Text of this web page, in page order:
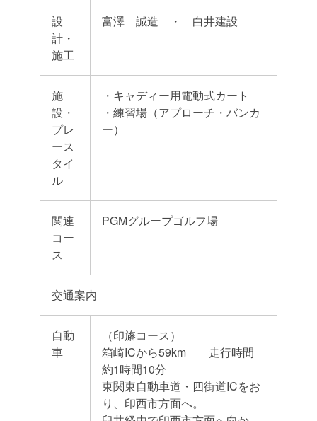
設
計・
施工
富澤 誠造 ・ 白井建設
施
設・
プレ
ース
タイ
ル
・キャディー用電動式カート
・練習場（アプローチ・バンカ
ー）
関連
コー
ス
PGMグループゴルフ場
交通案内
自動
車
（印旛コース）
箱崎ICから59km 走行時間
約1時間10分
東関東自動車道・四街道ICをお
り、印西市方面へ。